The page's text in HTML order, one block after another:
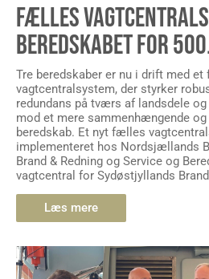
FÆLLES
BEREDSKABET FOR
Tre beredskaber er nu i drift med
vagtcentralsystem, der styrker
redundans på tværs af landsdele
mod et mere sammenhængende
beredskab. Et nyt fælles
implementeret hos Nordsjællands
Brand & Redning og Service og
vagtcentral for Sydøstjyllands
Læs mere